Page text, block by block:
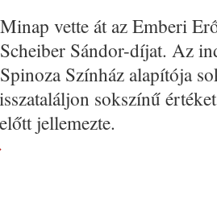
Minap vette át az Emberi
Scheiber Sándor-díjat. Az
Spinoza Színház alapítója
sokszínű
jellemezte.